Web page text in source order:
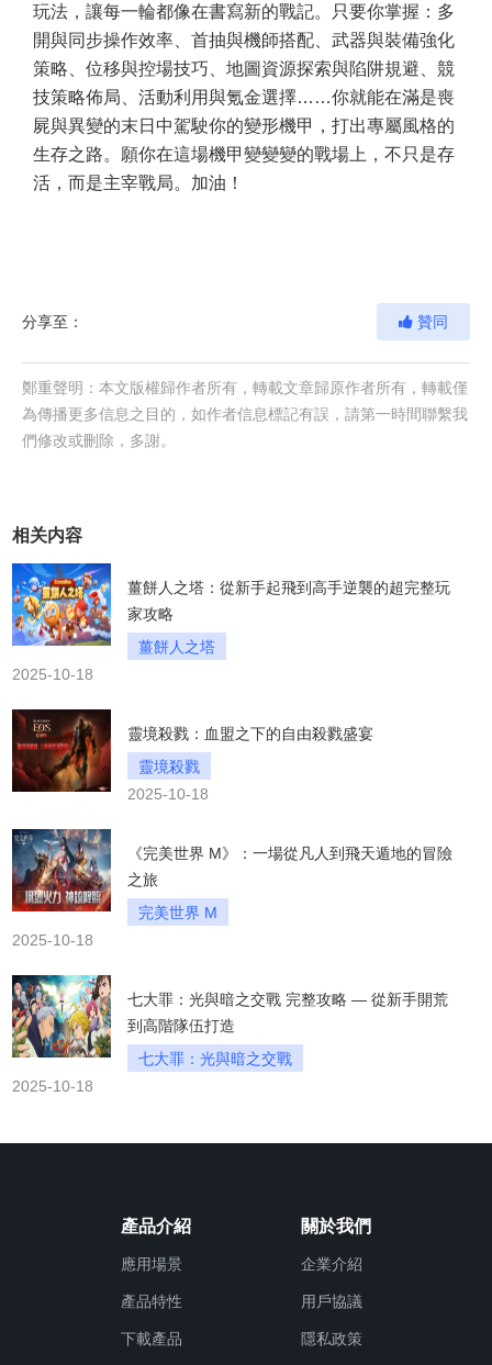
玩法，讓每一輪都像在書寫新的戰記。只要你掌握：多
開與同步操作效率、首抽與機師搭配、武器與裝備強化
策略、位移與控場技巧、地圖資源探索與陷阱規避、競
技策略佈局、活動利用與氪金選擇……你就能在滿是喪
屍與異變的末日中駕駛你的變形機甲，打出專屬風格的
生存之路。願你在這場機甲變變變的戰場上，不只是存
活，而是主宰戰局。加油！
贊同
分享至：
鄭重聲明：本文版權歸作者所有，轉載文章歸原作者所有，轉載僅
為傳播更多信息之目的，如作者信息標記有誤，請第一時間聯繫我
們修改或刪除，多謝。
相关内容
薑餅人之塔：從新手起飛到高手逆襲的超完整玩
家攻略
薑餅人之塔
2025-10-18
靈境殺戮：血盟之下的自由殺戮盛宴
靈境殺戮
2025-10-18
《完美世界 M》：一場從凡人到飛天遁地的冒險
之旅
完美世界 M
2025-10-18
七大罪：光與暗之交戰 完整攻略 — 從新手開荒
到高階隊伍打造
七大罪：光與暗之交戰
2025-10-18
產品介紹
應用場景
產品特性
下載產品
關於我們
企業介紹
用戶協議
隱私政策